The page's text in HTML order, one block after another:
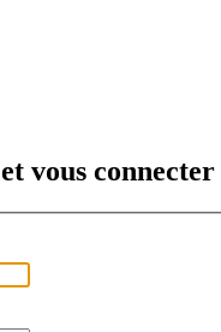
vous